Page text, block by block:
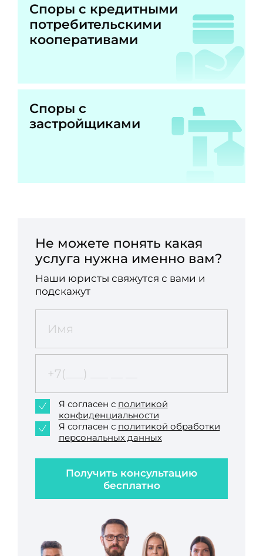
Споры с кредитными
потребительскими
кооперативами
Споры с
застройщиками
Не можете понять какая
услуга нужна именно вам?
Наши юристы свяжутся с вами и
подскажут
Получить консультацию
бесплатно
Я согласен с политикой
конфиденциальности
Я согласен с политикой обработки
персональных данных